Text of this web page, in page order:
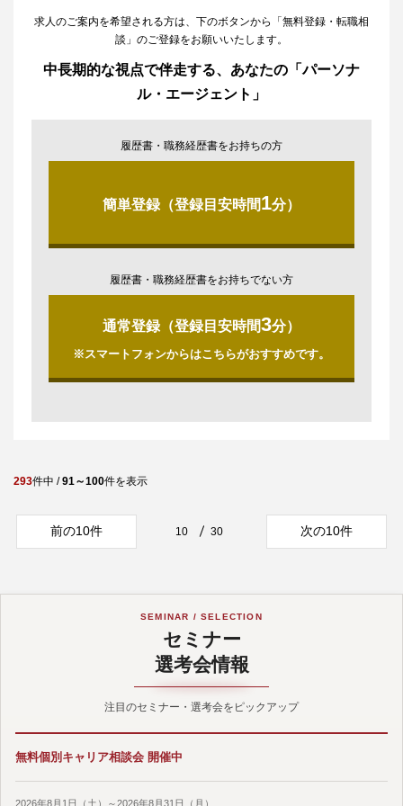
求人のご案内を希望される方は、下のボタンから「無料登録・転職相
談」のご登録をお願いいたします。
中長期的な視点で伴走する、あなたの「パーソナ
ル・エージェント」
履歴書・職務経歴書をお持ちの方
簡単登録（登録目安時間1分）
履歴書・職務経歴書をお持ちでない方
通常登録（登録目安時間3分）
※スマートフォンからはこちらがおすすめです。
293件中 /91～100件を表示
前の10件 10 30 次の10件
SEMINAR / SELECTION
セミナー
選考会情報
注目のセミナー・選考会をピックアップ
無料個別キャリア相談会 開催中
2026年8月1日（土）～2026年8月31日（月）